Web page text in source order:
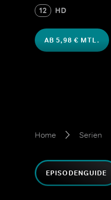
12 HD
AB 5,98 € MTL.
Home Serien
EPISODENGUIDE